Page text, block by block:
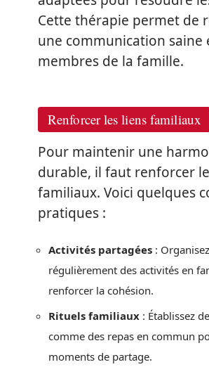
Cette thérapie permet de
une communication saine
membres de la famille.
Renforcer les liens familiaux
Pour maintenir une
durable, il faut renforcer
familiaux. Voici quelques
pratiques :
Activités partagées : Organisez
régulièrement des activités en
renforcer la cohésion.
Rituels familiaux : Établissez
comme des repas en commun
moments de partage.